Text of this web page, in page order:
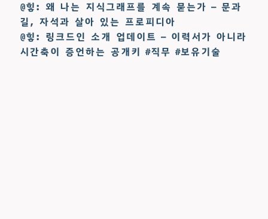
@힣: 왜 나는 지식그래프를 계속 묻는가 — 문과
길, 자석과 살아 있는 프로피디아
@힣: 링크드인 소개 업데이트 — 이력서가 아니라
시간축이 증언하는 공개키 #직무 #보유기술